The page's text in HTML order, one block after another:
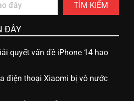
TÌM KIẾM
ĐÂY
quyết vấn đề iPhone 14 hao
điện thoại Xiaomi bị vô nước